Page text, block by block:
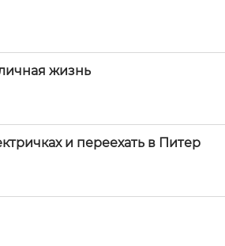
жизнь
и переехать в Питер